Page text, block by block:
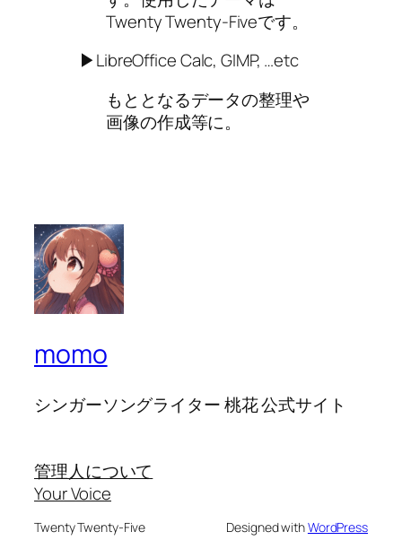
Twenty Twenty-Fiveです。
▶LibreOffice Calc, GIMP, …etc
もととなるデータの整理や
画像の作成等に。
momo
シンガーソングライター 桃花 公式サイト
管理人について
Your Voice
Twenty Twenty-Five Designed withWordPress